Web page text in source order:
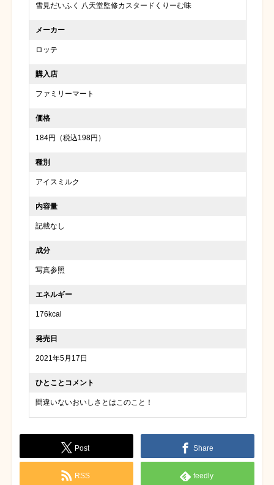
雪見だいふく 八天堂監修カスタードくりーむ味
メーカー
ロッテ
購入店
ファミリーマート
価格
184円（税込198円）
種別
アイスミルク
内容量
記載なし
成分
写真参照
エネルギー
176kcal
発売日
2021年5月17日
ひとことコメント
間違いないおいしさとはこのこと！
Post Share
RSS feedly